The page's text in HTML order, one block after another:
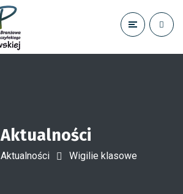
Aktualności
Aktualności Wigilie klasowe